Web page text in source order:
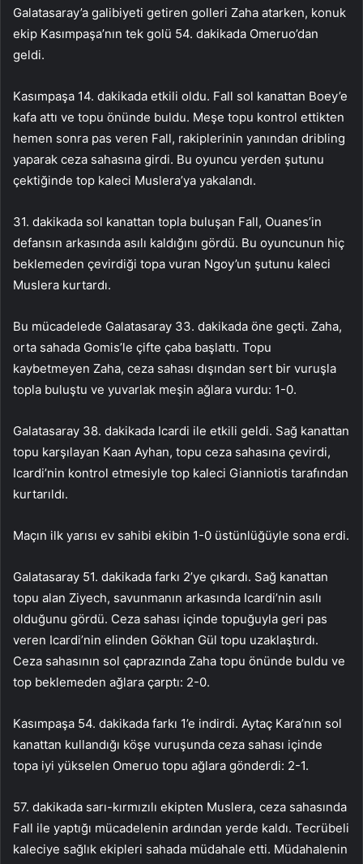
Galatasaray’a galibiyeti getiren golleri Zaha atarken, konuk
ekip Kasımpaşa’nın tek golü 54. dakikada Omeruo’dan
geldi.
Kasımpaşa 14. dakikada etkili oldu. Fall sol kanattan Boey’e
kafa attı ve topu önünde buldu. Meşe topu kontrol ettikten
hemen sonra pas veren Fall, rakiplerinin yanından dribling
yaparak ceza sahasına girdi. Bu oyuncu yerden şutunu
çektiğinde top kaleci Muslera’ya yakalandı.
31. dakikada sol kanattan topla buluşan Fall, Ouanes’in
defansın arkasında asılı kaldığını gördü. Bu oyuncunun hiç
beklemeden çevirdiği topa vuran Ngoy’un şutunu kaleci
Muslera kurtardı.
Bu mücadelede Galatasaray 33. dakikada öne geçti. Zaha,
orta sahada Gomis’le çifte çaba başlattı. Topu
kaybetmeyen Zaha, ceza sahası dışından sert bir vuruşla
topla buluştu ve yuvarlak meşin ağlara vurdu: 1-0.
Galatasaray 38. dakikada Icardi ile etkili geldi. Sağ kanattan
topu karşılayan Kaan Ayhan, topu ceza sahasına çevirdi,
Icardi’nin kontrol etmesiyle top kaleci Gianniotis tarafından
kurtarıldı.
Maçın ilk yarısı ev sahibi ekibin 1-0 üstünlüğüyle sona erdi.
Galatasaray 51. dakikada farkı 2’ye çıkardı. Sağ kanattan
topu alan Ziyech, savunmanın arkasında Icardi’nin asılı
olduğunu gördü. Ceza sahası içinde topuğuyla geri pas
veren Icardi’nin elinden Gökhan Gül topu uzaklaştırdı.
Ceza sahasının sol çaprazında Zaha topu önünde buldu ve
top beklemeden ağlara çarptı: 2-0.
Kasımpaşa 54. dakikada farkı 1’e indirdi. Aytaç Kara’nın sol
kanattan kullandığı köşe vuruşunda ceza sahası içinde
topa iyi yükselen Omeruo topu ağlara gönderdi: 2-1.
57. dakikada sarı-kırmızılı ekipten Muslera, ceza sahasında
Fall ile yaptığı mücadelenin ardından yerde kaldı. Tecrübeli
kaleciye sağlık ekipleri sahada müdahale etti. Müdahalenin